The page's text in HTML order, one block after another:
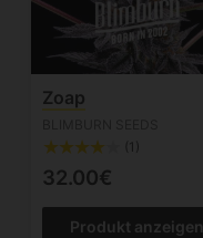
Zoap
(1)
32.00€
Produkt anzeigen